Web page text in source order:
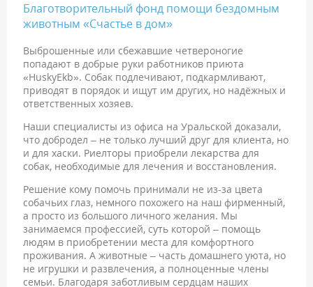
Благотворительный фонд помощи бездомным
животным «Счастье в дом»
Выброшенные или сбежавшие четвероногие
попадают в добрые руки работников приюта
«HuskyEkb». Собак подлечивают, подкармливают,
приводят в порядок и ищут им других, но надёжных и
ответственных хозяев.
Наши специалисты из офиса на Уральской доказали,
что добродел – не только лучший друг для клиента, но
и для хаски. Риелторы приобрели лекарства для
собак, необходимые для лечения и восстановления.
Решение кому помочь принимали не из-за цвета
собачьих глаз, немного похожего на наш фирменный,
а просто из большого личного желания. Мы
занимаемся профессией, суть которой – помощь
людям в приобретении места для комфортного
проживания. А животные – часть домашнего уюта, но
не игрушки и развлечения, а полноценные члены
семьи. Благодаря заботливым сердцам наших